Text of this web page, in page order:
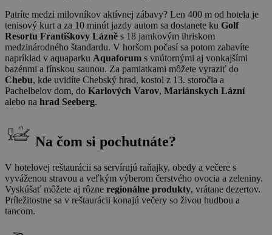
Patríte medzi milovníkov aktívnej zábavy? Len 400 m od hotela je
tenisový kurt a za 10 minút jazdy autom sa dostanete ku Golf
Resortu Františkovy Lázně s 18 jamkovým ihriskom
medzinárodného štandardu. V horšom počasí sa potom zabavíte
napríklad v aquaparku Aquaforum s vnútornými aj vonkajšími
bazénmi a fínskou saunou. Za pamiatkami môžete vyraziť do
Chebu, kde uvidíte Chebský hrad, kostol z 13. storočia a
Pachelbelov dom, do Karlových Varov, Mariánskych Lázní
alebo na hrad Seeberg.
Na čom si pochutnáte?
V hotelovej reštaurácii sa servírujú raňajky, obedy a večere s
vyváženou stravou a veľkým výberom čerstvého ovocia a zeleniny.
Vyskúšať môžete aj rôzne regionálne produkty, vrátane dezertov.
Príležitostne sa v reštaurácii konajú večery so živou hudbou a
tancom.